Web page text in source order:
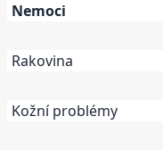
Nemoci
Rakovina
Kožní problémy